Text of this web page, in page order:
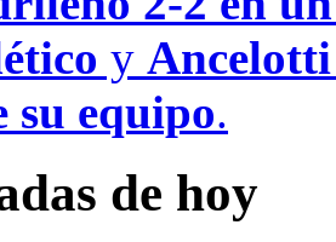
y Ancelotti
su equipo.
de hoy